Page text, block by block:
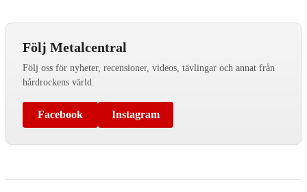
Följ Metalcentral
Följ oss för nyheter, recensioner, videos, tävlingar och annat från
hårdrockens värld.
Facebook Instagram